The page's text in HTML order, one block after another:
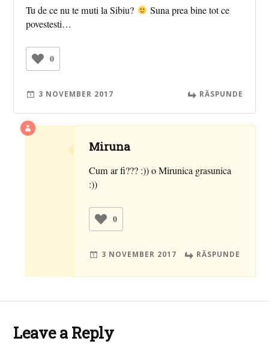
Tu de ce nu te muti la Sibiu?
Suna prea bine tot ce
povestesti…
0
3 NOVEMBER 2017 RĂSPUNDE
Miruna
Cum ar fi??? :)) o Mirunica grasunica
:))
0
3 NOVEMBER 2017 RĂSPUNDE
Leave a Reply